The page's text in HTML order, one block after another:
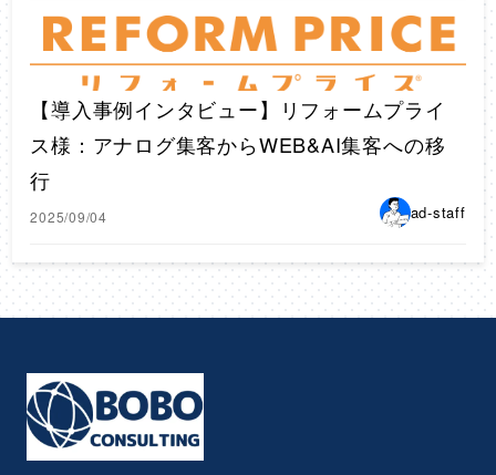
【導入事例インタビュー】リフォームプライ
ス様：アナログ集客からWEB&AI集客への移
行
2025/09/04 ad-staff